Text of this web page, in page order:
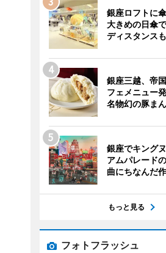
銀座ロフトに
大きめの日傘
ディスタンスも
銀座三越、帝
フェメニュー
名物幻の豚ま
銀座でキング
アムパレード
曲にちなんだ
もっと見る
フォトフラッシュ